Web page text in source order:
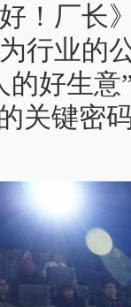
厂长》
行业的
的好生
关键密